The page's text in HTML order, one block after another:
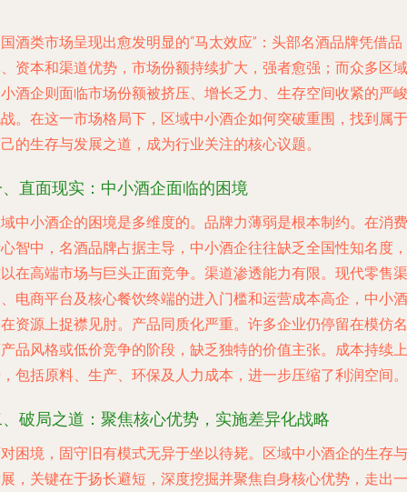
酒类市场呈现出愈发明显的“马太效应”：头部名酒品牌凭借品
资本和渠道优势，市场份额持续扩大，强者愈强；而众多区域
酒企则面临市场份额被挤压、增长乏力、生存空间收紧的严峻
。在这一市场格局下，区域中小酒企如何突破重围，找到属于
的生存与发展之道，成为行业关注的核心议题。
直面现实：中小酒企面临的困境
中小酒企的困境是多维度的。 品牌力薄弱是根本制约。在消费
智中，名酒品牌占据主导，中小酒企往往缺乏全国性知名度，
在高端市场与巨头正面竞争。 渠道渗透能力有限。现代零售渠
电商平台及核心餐饮终端的进入门槛和运营成本高企，中小酒
资源上捉襟见肘。 产品同质化严重。许多企业仍停留在模仿名
品风格或低价竞争的阶段，缺乏独特的价值主张。 成本持续上
，包括原料、生产、环保及人力成本，进一步压缩了利润空间。
破局之道：聚焦核心优势，实施差异化战略
困境，固守旧有模式无异于坐以待毙。区域中小酒企的生存与
，关键在于扬长避短，深度挖掘并聚焦自身核心优势，走出一